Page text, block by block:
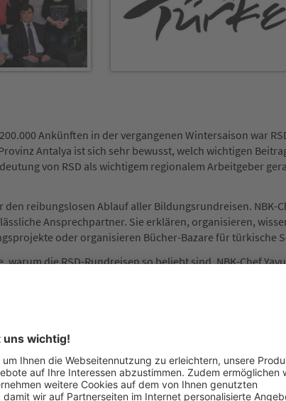
Ankünften in der vergangenen Wintersaison war
Antalya ist sich sehr bewusst, welch wichtigen
von RSD als wichtigem regionalem Arbeitgeber
den reibungslosen Ablauf aller Bildungsrundreisen. NBK-
Ansprechpartner. Sie erklären, organisieren,
oder organisieren Bücher-Bazare für türkische
die RSD-Rundreisen so beliebt sind. NBK-Chef
ohne Ausnahme über mindestens 15 Jahre
Die Urlauber werden in ihrer Muttersprache betreut, sei
sich als professionelle Partner. Auch in Zukunft.